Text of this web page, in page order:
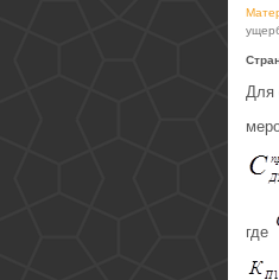
Для
где